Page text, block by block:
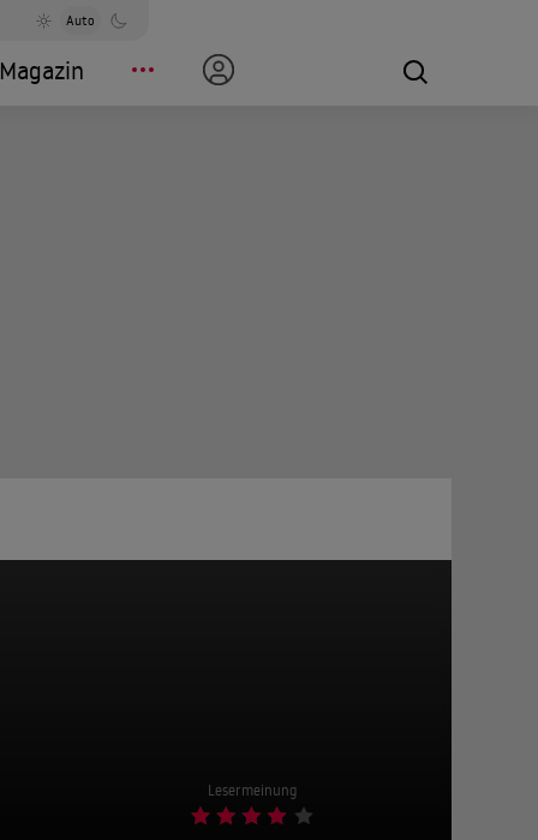
Auto
Magazin
Lesermeinung